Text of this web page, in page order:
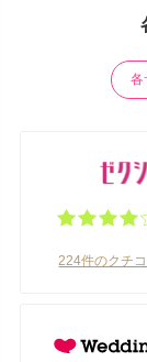
各
224件のクチ